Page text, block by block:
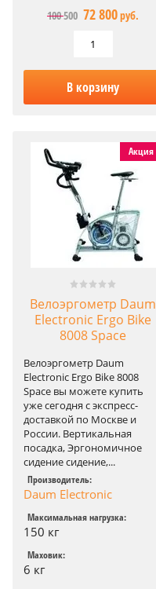
100 500 72 800руб.
В корзину
Акция
Велоэргометр Daum
Electronic Ergo Bike
8008 Space
Велоэргометр Daum
Electronic Ergo Bike 8008
Space вы можете купить
уже сегодня с экспресс-
доставкой по Москве и
России. Вертикальная
посадка, Эргономичное
сидение сидение,...
Производитель:
Daum Electronic
Максимальная нагрузка:
150 кг
Маховик:
6 кг